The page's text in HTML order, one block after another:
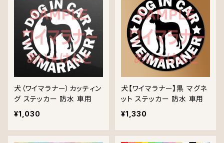
犬（ワイマラナー）カッティン
グ ステッカー 防水 車用
¥1,030
犬【ワイマラナー】黒 マグネ
ット ステッカー 防水 車用
¥1,330